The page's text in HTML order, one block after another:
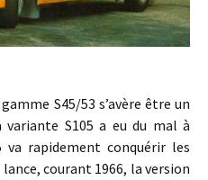
S45/53 s’avère être un
variante S105 a eu du mal à
rapidement conquérir les
courant 1966, la version